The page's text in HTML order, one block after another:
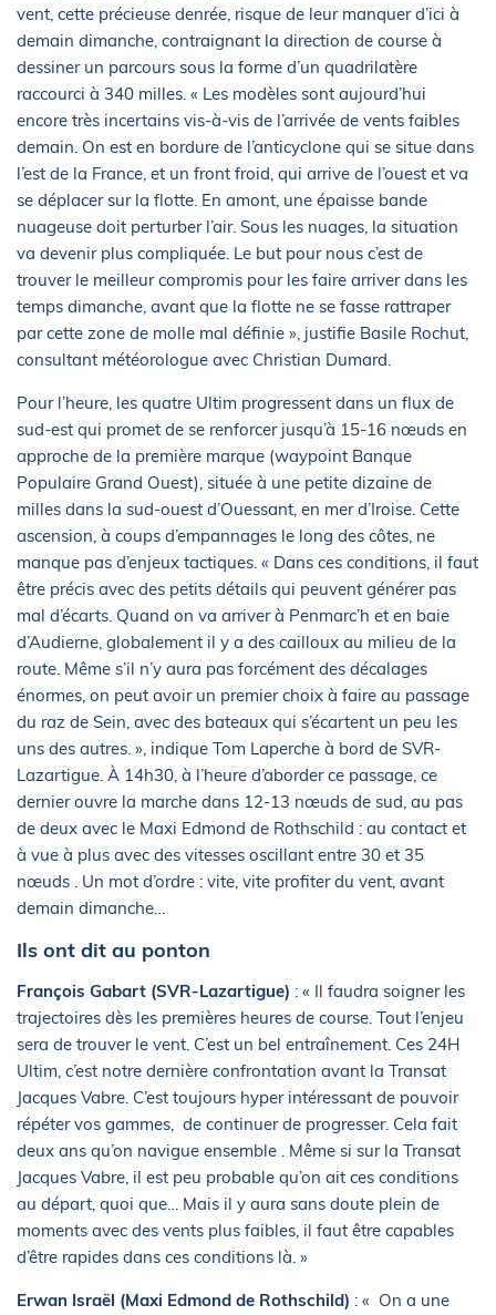
vent, cette précieuse denrée, risque de leur manquer d’ici à
demain dimanche, contraignant la direction de course à
dessiner un parcours sous la forme d’un quadrilatère
raccourci à 340 milles. « Les modèles sont aujourd’hui
encore très incertains vis-à-vis de l’arrivée de vents faibles
demain. On est en bordure de l’anticyclone qui se situe dans
l’est de la France, et un front froid, qui arrive de l’ouest et va
se déplacer sur la flotte. En amont, une épaisse bande
nuageuse doit perturber l’air. Sous les nuages, la situation
va devenir plus compliquée. Le but pour nous c’est de
trouver le meilleur compromis pour les faire arriver dans les
temps dimanche, avant que la flotte ne se fasse rattraper
par cette zone de molle mal définie », justifie Basile Rochut,
consultant météorologue avec Christian Dumard.
Pour l’heure, les quatre Ultim progressent dans un flux de
sud-est qui promet de se renforcer jusqu’à 15-16 nœuds en
approche de la première marque (waypoint Banque
Populaire Grand Ouest), située à une petite dizaine de
milles dans la sud-ouest d’Ouessant, en mer d’Iroise. Cette
ascension, à coups d’empannages le long des côtes, ne
manque pas d’enjeux tactiques. « Dans ces conditions, il faut
être précis avec des petits détails qui peuvent générer pas
mal d’écarts. Quand on va arriver à Penmarc’h et en baie
d’Audierne, globalement il y a des cailloux au milieu de la
route. Même s’il n’y aura pas forcément des décalages
énormes, on peut avoir un premier choix à faire au passage
du raz de Sein, avec des bateaux qui s’écartent un peu les
uns des autres. », indique Tom Laperche à bord de SVR-
Lazartigue. À 14h30, à l’heure d’aborder ce passage, ce
dernier ouvre la marche dans 12-13 nœuds de sud, au pas
de deux avec le Maxi Edmond de Rothschild : au contact et
à vue à plus avec des vitesses oscillant entre 30 et 35
nœuds . Un mot d’ordre : vite, vite profiter du vent, avant
demain dimanche…
Ils ont dit au ponton
François Gabart (SVR-Lazartigue) : « Il faudra soigner les
trajectoires dès les premières heures de course. Tout l’enjeu
sera de trouver le vent. C’est un bel entraînement. Ces 24H
Ultim, c’est notre dernière confrontation avant la Transat
Jacques Vabre. C’est toujours hyper intéressant de pouvoir
répéter vos gammes, de continuer de progresser. Cela fait
deux ans qu’on navigue ensemble . Même si sur la Transat
Jacques Vabre, il est peu probable qu’on ait ces conditions
au départ, quoi que… Mais il y aura sans doute plein de
moments avec des vents plus faibles, il faut être capables
d’être rapides dans ces conditions là. »
Erwan Israël (Maxi Edmond de Rothschild) : « On a une